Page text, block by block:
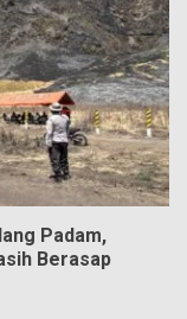
Padam,
Berasap